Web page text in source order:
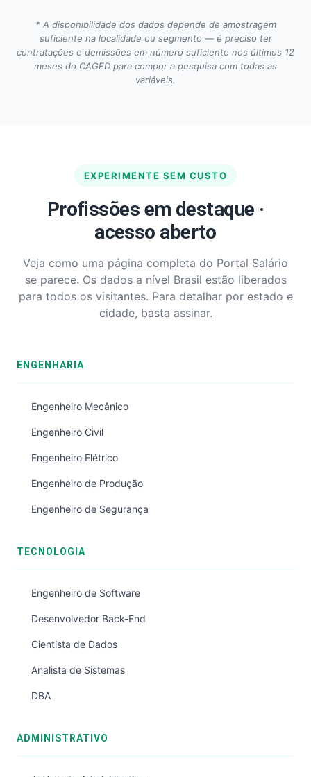
* A disponibilidade dos dados depende de amostragem
suficiente na localidade ou segmento — é preciso ter
contratações e demissões em número suficiente nos últimos 12
meses do CAGED para compor a pesquisa com todas as
variáveis.
EXPERIMENTE SEM CUSTO
Profissões em destaque ·
acesso aberto
Veja como uma página completa do Portal Salário
se parece. Os dados a nível Brasil estão liberados
para todos os visitantes. Para detalhar por estado e
cidade, basta assinar.
ENGENHARIA
Engenheiro Mecânico
Engenheiro Civil
Engenheiro Elétrico
Engenheiro de Produção
Engenheiro de Segurança
TECNOLOGIA
Engenheiro de Software
Desenvolvedor Back-End
Cientista de Dados
Analista de Sistemas
DBA
ADMINISTRATIVO